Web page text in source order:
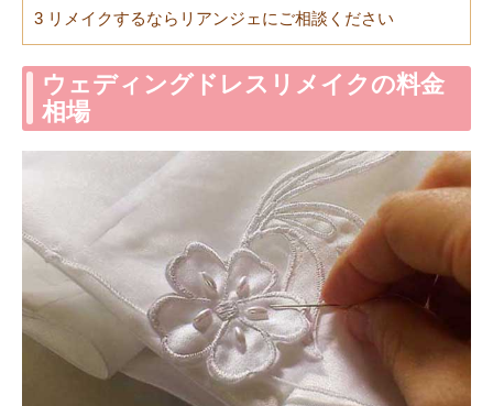
3 リメイクするならリアンジェにご相談ください
ウェディングドレスリメイクの料金
相場